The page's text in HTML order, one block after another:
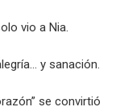
vio a Nia.
y sanación.
se convirtió